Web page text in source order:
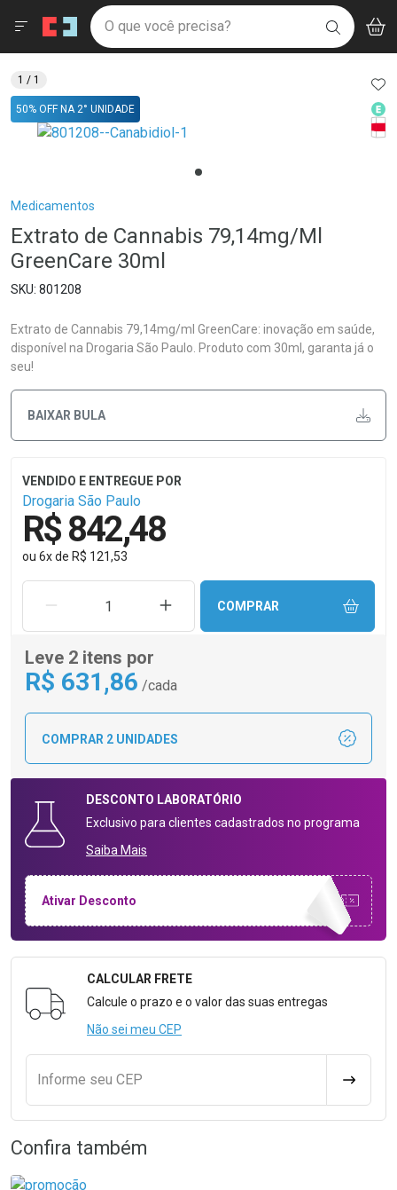
Drogaria São Paulo
Ir direto para a home
pela página
Ir direto para o conteúdo
Ir direto para a busca
Ir direto para a conta
Ir direto para a ajuda
Ir direto para a notificações
Ir direto para o carrinho
Faça a sua busca
O que você precisa? BUSCAR
Menu
Breadcrumb
Medicamentos
Extrato de Cannabis 79,14mg/Ml
GreenCare 30ml
801208
Extrato de Cannabis 79,14mg/ml GreenCare: inovação em saúde,
disponível na Drogaria São Paulo. Produto com 30ml, garanta já o
seu!
BAIXAR BULA
Drogaria São Paulo
R$ 842,48
ou 6xde R$ 121,53
REMOVER UMA UNIDADEAUMENTAR UMA UNIDADE
COMPRAR
Leve 2 itens por
R$ 631 ,86 /cada
COMPRAR 2 UNIDADES
DESCONTO LABORATÓRIO
Exclusivo para clientes cadastrados no programa
Saiba Mais
Ativar Desconto
Formulário para Calcular o Frete
CALCULAR FRETE
Calcule o prazo e o valor das suas entregas
Não sei meu CEP
Informe seu CEP
50% OFF NA 2° UNIDADE
1 / 1
Confira também